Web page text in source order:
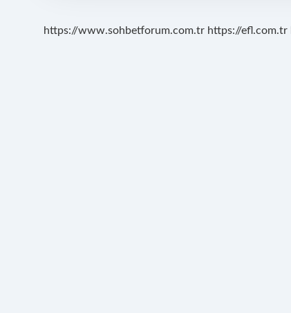
https://www.sohbetforum.com.tr https://efl.com.tr